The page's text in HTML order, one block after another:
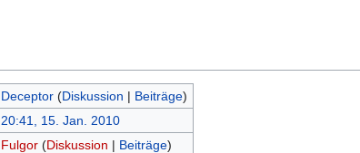
Deceptor (Diskussion | Beiträge)
20:41, 15. Jan. 2010
Fulgor (Diskussion | Beiträge)